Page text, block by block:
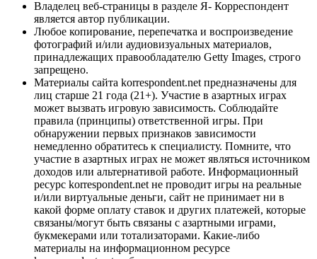
Владелец веб-страницы в разделе Я- Корреспондент
является автор публикации.
Любое копирование, перепечатка и воспроизведение
фотографий и/или аудиовизуальных материалов,
принадлежащих правообладателю Getty Images, строго
запрещено.
Материалы сайта korrespondent.net предназначены для
лиц старше 21 года (21+). Участие в азартных играх
может вызвать игровую зависимость. Соблюдайте
правила (принципы) ответственной игры. При
обнаружении первых признаков зависимости
немедленно обратитесь к специалисту. Помните, что
участие в азартных играх не может являться источником
доходов или альтернативой работе. Информационный
ресурс korrespondent.net не проводит игры на реальные
и/или виртуальные деньги, сайт не принимает ни в
какой форме оплату ставок и других платежей, которые
связаны/могут быть связаны с азартными играми,
букмекерами или тотализаторами. Какие-либо
материалы на информационном ресурсе